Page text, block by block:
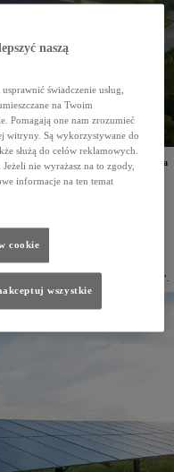
Toyoty na świecie. Uruchomiona
roku w fabryce rozpocznie się produkcja
na rynek amerykański.
trzydziestoakrowa farma fotowoltaiczna,
energii. Odpowiada to zapotrzebowaniu
mówiąc o tym projekcie, podkreślił:
– budujemy przyszłość. Nowa instalacja
operacyjnej do celów redukcji
naszych wartości i zobowiązań”.
naszą
świadczenie usług,
na Twoim
Pomagają one nam zrozumieć
witryny. Są wykorzystywane do
służą do celów reklamowych.
nie wyrażasz na to zgody,
informacje na ten temat
cookie
wszystkie